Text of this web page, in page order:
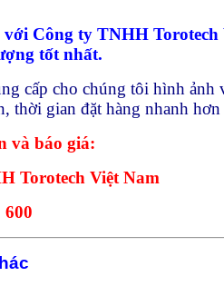
Công ty TNHH Torotech
tốt nhất.
cấp cho chúng tôi hình
thời gian đặt hàng nhanh
và báo giá:
Torotech Việt Nam